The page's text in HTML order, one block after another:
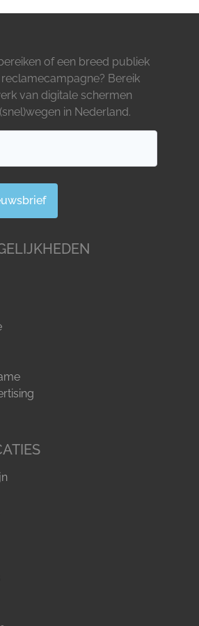
of een breed publiek
Bereik
van digitale schermen
in Nederland.